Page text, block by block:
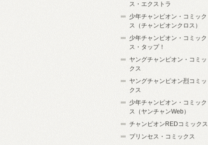
ス・エクストラ
少年チャンピオン・コミック
ス（チャンピオンクロス）
少年チャンピオン・コミック
ス・タップ！
ヤングチャンピオン・コミッ
クス
ヤングチャンピオン烈コミッ
クス
少年チャンピオン・コミック
ス（ヤンチャンWeb）
チャンピオンREDコミックス
プリンセス・コミックス